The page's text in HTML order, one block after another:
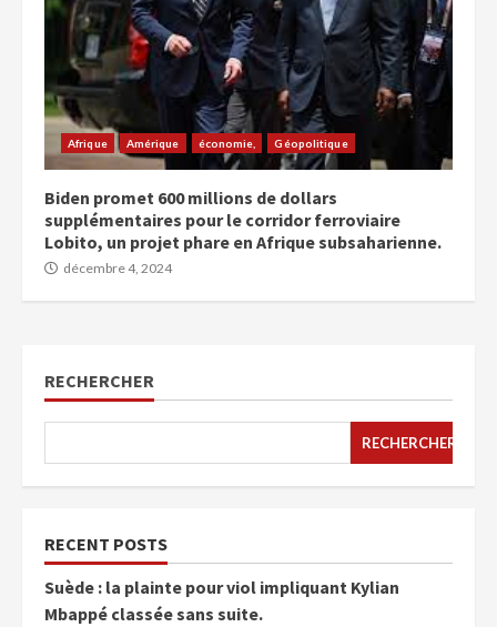
Afrique Amérique économie, Géopolitique
Biden promet 600 millions de dollars
supplémentaires pour le corridor ferroviaire
Lobito, un projet phare en Afrique subsaharienne.
décembre 4, 2024
RECHERCHER
RECHERCHER
RECENT POSTS
Suède : la plainte pour viol impliquant Kylian
Mbappé classée sans suite.